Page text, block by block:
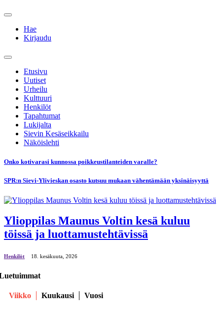
Hae
Kirjaudu
Etusivu
Uutiset
Urheilu
Kulttuuri
Henkilöt
Tapahtumat
Lukijalta
Sievin Kesäseikkailu
Näköislehti
Onko kotivarasi kunnossa poikkeustilanteiden varalle?
SPR:n Sievi-Ylivieskan osasto kutsuu mukaan vähentämään yksinäisyyttä
Ylioppilas Maunus Voltin kesä kuluu
töissä ja luottamustehtävissä
Henkilöt 18. kesäkuuta, 2026
Viikko Kuukausi Vuosi